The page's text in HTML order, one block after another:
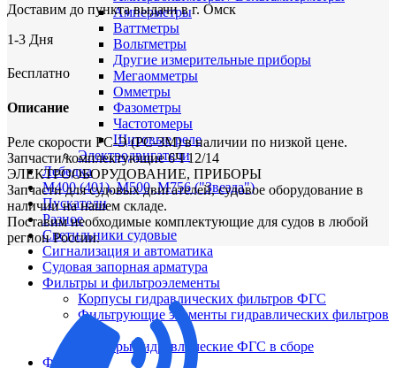
Амперметры
Ваттметры
Вольтметры
Другие измерительные приборы
Мегаомметры
Омметры
Фазометры
Частотомеры
Щитовые реле
Электродвигатели
Лебедка
М400 (401), М500, М756 ("Звезда")
Пускатели
Разное
Светильники судовые
Сигнализация и автоматика
Судовая запорная арматура
Фильтры и фильтроэлементы
Корпусы гидравлических фильтров ФГС
Фильтрующие элементы гидравлических фильтров
ФГС
Фильтры гидравлические ФГС в сборе
Фонари
Доставим до пункта выдачи в г. Омск
1-3 Дня
Бесплатно
Описание
Реле скорости РС-Э (РС-3М) в наличии по низкой цене.
Запчасти/комплектующие 6Ч 12/14
ЭЛЕКТРООБОРУДОВАНИЕ, ПРИБОРЫ
Запчасти для судовых двигателей, судовое оборудование в
наличии на нашем складе.
Поставим необходимые комплектующие для судов в любой
регион России.